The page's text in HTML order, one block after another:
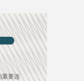
重要连